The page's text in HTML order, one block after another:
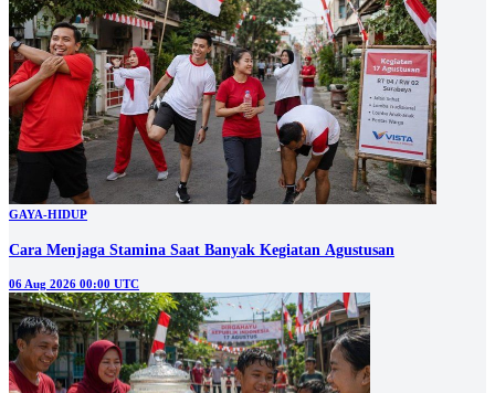
GAYA-HIDUP
Cara Menjaga Stamina Saat Banyak Kegiatan Agustusan
06 Aug 2026 00:00 UTC